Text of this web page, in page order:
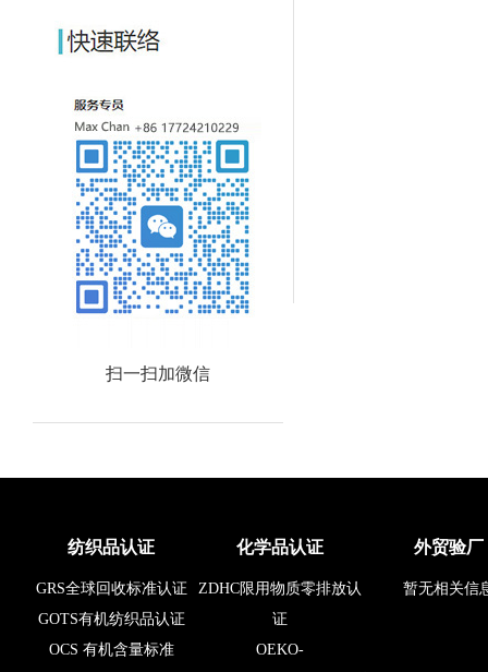
扫一扫加微信
纺织品认证
GRS全球回收标准认证
GOTS有机纺织品认证
OCS 有机含量标准
化学品认证
ZDHC限用物质零排放认
证
OEKO-
外贸验厂
暂无相关信